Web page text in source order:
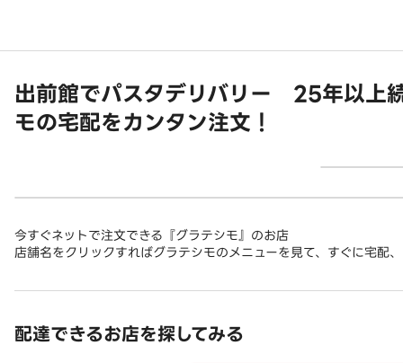
出前館でパスタデリバリー 25年以上
モの宅配をカンタン注文！
今すぐネットで注文できる『グラテシモ』のお店
店舗名をクリックすればグラテシモのメニューを見て、すぐに宅配
配達できるお店を探してみる